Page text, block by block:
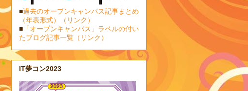
■過去のオープンキャンパス記事まとめ
（年表形式）（リンク）
■ 「オープンキャンパス」ラベルの付い
たブログ記事一覧（リンク）
IT夢コン2023